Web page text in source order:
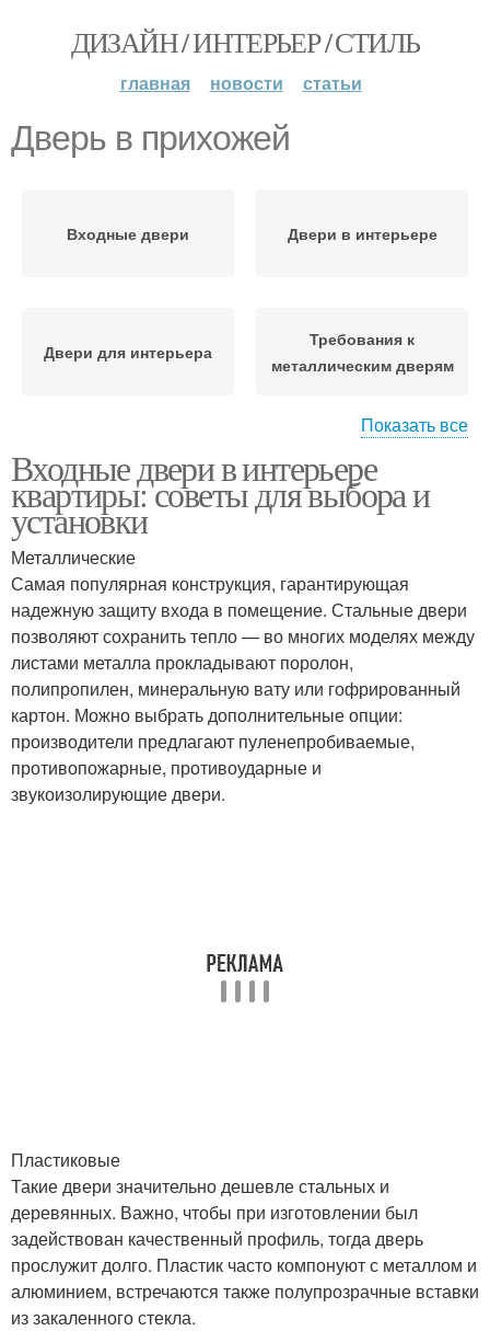
ДИЗАЙН / ИНТЕРЬЕР / СТИЛЬ
главная новости статьи
Дверь в прихожей
Входные двери Двери в интерьере
Двери для интерьера
Требования к
металлическим дверям
Металлические двери Двери для квартиры
Двери в квартире Входная дверь
Двери для квартир Узкая прихожая
Показать все
Входные двери в интерьере
квартиры: советы для выбора и
установки
Металлические
Самая популярная конструкция, гарантирующая
надежную защиту входа в помещение. Стальные двери
позволяют сохранить тепло — во многих моделях между
листами металла прокладывают поролон,
полипропилен, минеральную вату или гофрированный
картон. Можно выбрать дополнительные опции:
производители предлагают пуленепробиваемые,
противопожарные, противоударные и
звукоизолирующие двери.
Пластиковые
Такие двери значительно дешевле стальных и
деревянных. Важно, чтобы при изготовлении был
задействован качественный профиль, тогда дверь
прослужит долго. Пластик часто компонуют с металлом и
алюминием, встречаются также полупрозрачные вставки
из закаленного стекла.